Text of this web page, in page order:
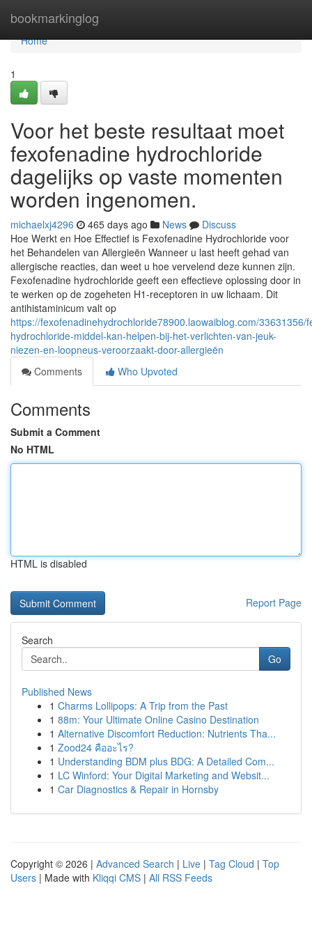
bookmarkinglog
Home
Home
1
Voor het beste resultaat moet
fexofenadine hydrochloride
dagelijks op vaste momenten
worden ingenomen.
michaelxj4296 465 days ago News
Discuss
Hoe Werkt en Hoe Effectief is Fexofenadine Hydrochloride voor
het Behandelen van Allergieën Wanneer u last heeft gehad van
allergische reacties, dan weet u hoe vervelend deze kunnen zijn.
Fexofenadine hydrochloride geeft een effectieve oplossing door in
te werken op de zogeheten H1-receptoren in uw lichaam. Dit
antihistaminicum valt op
https://fexofenadinehydrochloride78900.laowaiblog.com/33631356/
hydrochloride-middel-kan-helpen-bij-het-verlichten-van-jeuk-
niezen-en-loopneus-veroorzaakt-door-allergieën
Comments
Who Upvoted
Comments
Submit a Comment
No HTML
HTML is disabled
Report Page
Search
Go
Published News
1 Charms Lollipops: A Trip from the Past
1 88m: Your Ultimate Online Casino Destination
1 Alternative Discomfort Reduction: Nutrients Tha...
1 Zood24 คืออะไร?
1 Understanding BDM plus BDG: A Detailed Com...
1 LC Winford: Your Digital Marketing and Websit...
1 Car Diagnostics & Repair in Hornsby
Copyright © 2026 | Advanced Search | Live | Tag Cloud | Top
Users | Made with Kliqqi CMS | All RSS Feeds